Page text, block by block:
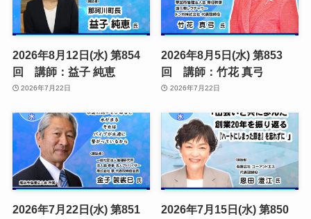
2026年8月12日(水) 第854
回 講師：益子 純恵
2026年7月22日
2026年8月5日(水) 第853
回 講師：竹花 真弓
2026年7月22日
2026年7月22日(水) 第851
2026年7月15日(水) 第850